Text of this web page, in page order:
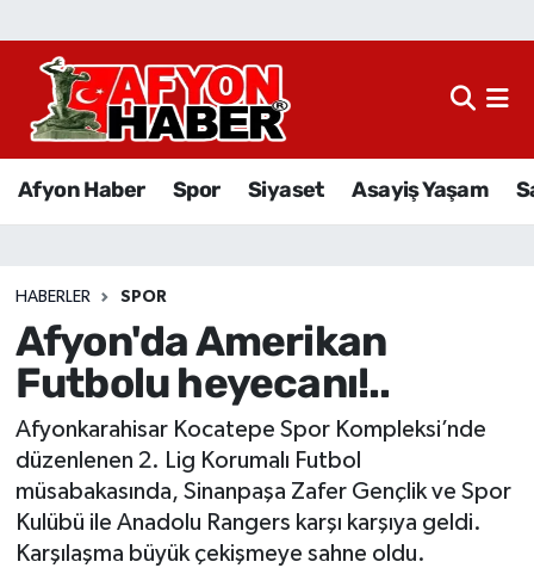
Afyon Haber Spor Siyaset Asayiş Yaşam
HABERLER SPOR
Afyon'da Amerikan
Futbolu heyecanı!..
Afyonkarahisar Kocatepe Spor Kompleksi’nde
düzenlenen 2. Lig Korumalı Futbol
müsabakasında, Sinanpaşa Zafer Gençlik ve Spor
Kulübü ile Anadolu Rangers karşı karşıya geldi.
Karşılaşma büyük çekişmeye sahne oldu.
Afyon Haber
Sağlık
Eğitim
Sivil Toplum
Ekonomi